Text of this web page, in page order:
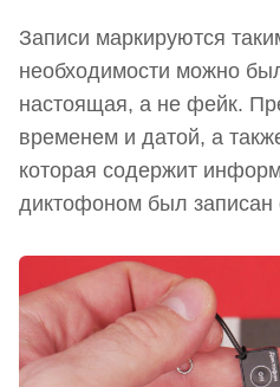
Записи маркируются
необходимости можно
настоящая, а не фейк.
временем и датой, а
которая содержит
диктофоном был